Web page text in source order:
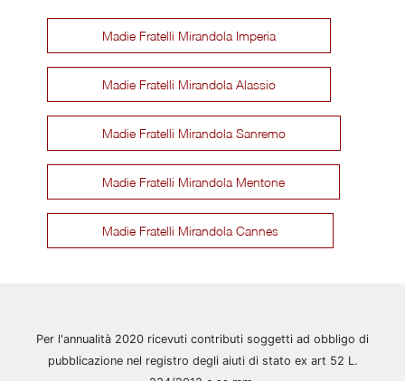
Madie Fratelli Mirandola Imperia
Madie Fratelli Mirandola Alassio
Madie Fratelli Mirandola Sanremo
Madie Fratelli Mirandola Mentone
Madie Fratelli Mirandola Cannes
Per l'annualità 2020 ricevuti contributi soggetti ad obbligo di
pubblicazione nel registro degli aiuti di stato ex art 52 L.